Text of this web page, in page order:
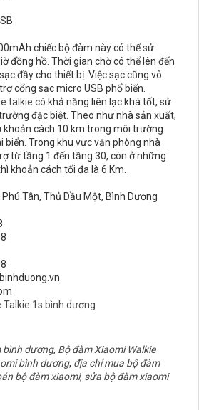
chiếc bộ đàm này có thể sử
đồng hồ. Thời gian chờ có thể lên đến
đầy cho thiết bị. Việc sạc cũng vô
cổng sạc micro USB phổ biến.
talkie có khả năng liên lạc khá tốt, sử
đặc biệt. Theo như nhà sản xuất,
khoản cách 10 km trong môi trường
Trong khu vực văn phòng nhà
từ tầng 1 đến tầng 30, còn ở những
khoản cách tối đa là 6 Km.
Tân, Thủ Dầu Một, Bình Dương
Talkie 1s bình dương
bình dương, Bộ đàm Xiaomi Walkie
bình dương, địa chỉ mua bộ đàm
bộ đàm xiaomi, sửa bộ đàm xiaomi